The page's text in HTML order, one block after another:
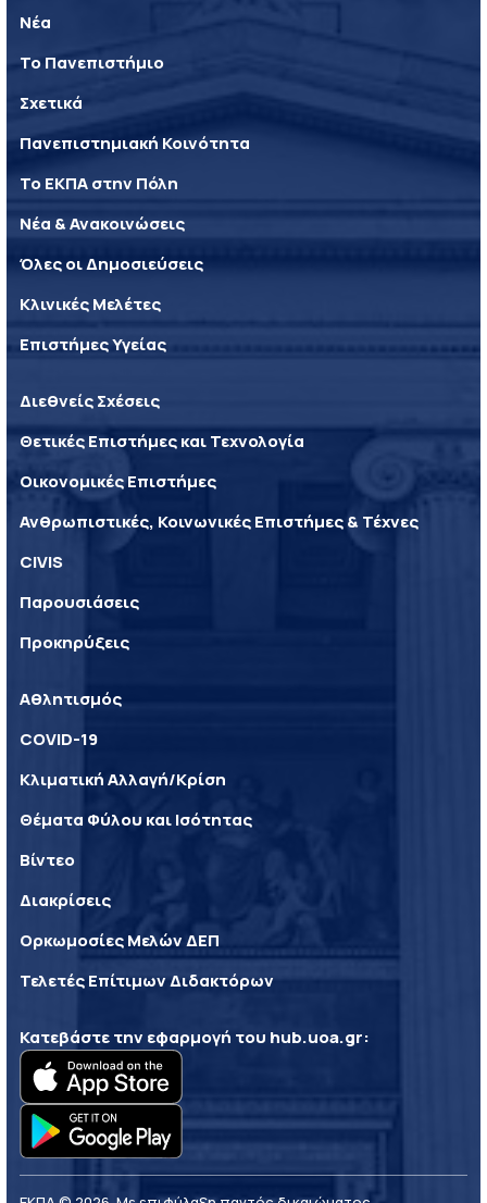
Νέα
Το Πανεπιστήμιο
Σχετικά
Πανεπιστημιακή Κοινότητα
Το ΕΚΠΑ στην Πόλη
Νέα & Ανακοινώσεις
Όλες οι Δημοσιεύσεις
Κλινικές Μελέτες
Επιστήμες Υγείας
Διεθνείς Σχέσεις
Θετικές Επιστήμες και Τεχνολογία
Οικονομικές Επιστήμες
Ανθρωπιστικές, Κοινωνικές Επιστήμες & Τέχνες
CIVIS
Παρουσιάσεις
Προκηρύξεις
Αθλητισμός
COVID-19
Κλιματική Αλλαγή/Κρίση
Θέματα Φύλου και Ισότητας
Βίντεο
Διακρίσεις
Ορκωμοσίες Μελών ΔΕΠ
Τελετές Επίτιμων Διδακτόρων
Κατεβάστε την εφαρμογή του hub.uoa.gr: